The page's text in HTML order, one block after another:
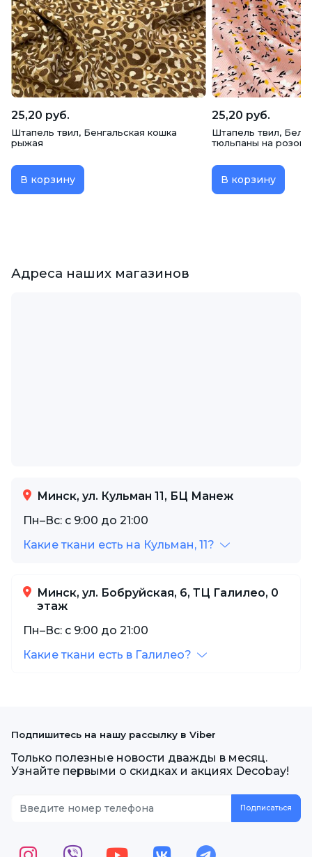
25,20 руб.
Штапель твил, Бенгальская кошка
рыжая
В корзину
25,20 руб.
Штапель твил,
тюльпаны на
В корзину
Адреса наших магазинов
Минск, ул. Кульман 11, БЦ Манеж
Пн–Вс: с 9:00 до 21:00
Какие ткани есть на Кульман, 11?
Минск, ул. Бобруйская, 6, ТЦ Галилео, 0
этаж
Пн–Вс: с 9:00 до 21:00
Какие ткани есть в Галилео?
Подпишитесь на нашу рассылку в Viber
Только полезные новости дважды в месяц.
Узнайте первыми о скидках и акциях Decobay!